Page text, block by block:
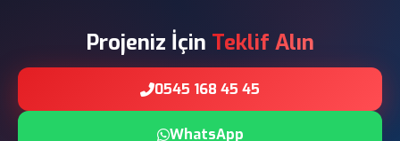
Projeniz İçin Teklif Alın
0545 168 45 45
WhatsApp